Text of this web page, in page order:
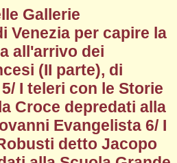
Gallerie
Venezia per capire la
all'arrivo dei
(II parte), di
I teleri con le Storie
Croce depredati alla
Evangelista 6/ I
detto Jacopo